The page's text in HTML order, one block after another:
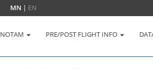
MN | EN
NOTAM PRE/POST FLIGHT INFO